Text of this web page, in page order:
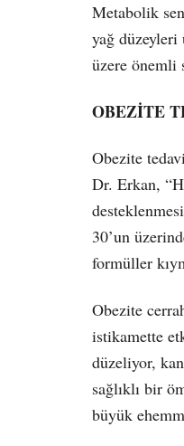
Metabolik
yağ
üzere önemli
OBEZİTE
Obezite
Dr. Erkan,
30’un
formüller
Obezite
istikamette
düzeliyor,
sağlıklı bir
büyük